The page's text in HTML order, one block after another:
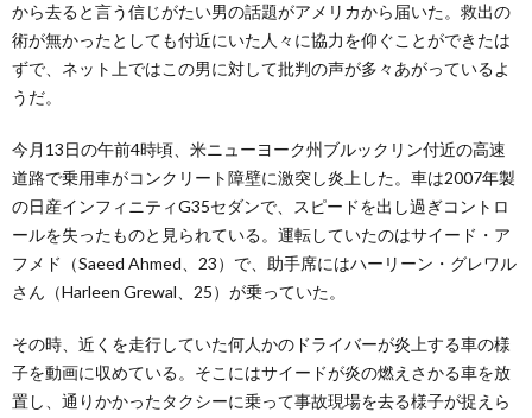
から去ると言う信じがたい男の話題がアメリカから届いた。救出の
術が無かったとしても付近にいた人々に協力を仰ぐことができたは
ずで、ネット上ではこの男に対して批判の声が多々あがっているよ
うだ。
今月13日の午前4時頃、米ニューヨーク州ブルックリン付近の高速
道路で乗用車がコンクリート障壁に激突し炎上した。車は2007年製
の日産インフィニティG35セダンで、スピードを出し過ぎコントロ
ールを失ったものと見られている。運転していたのはサイード・ア
フメド（Saeed Ahmed、23）で、助手席にはハーリーン・グレワル
さん（Harleen Grewal、25）が乗っていた。
その時、近くを走行していた何人かのドライバーが炎上する車の様
子を動画に収めている。そこにはサイードが炎の燃えさかる車を放
置し、通りかかったタクシーに乗って事故現場を去る様子が捉えら